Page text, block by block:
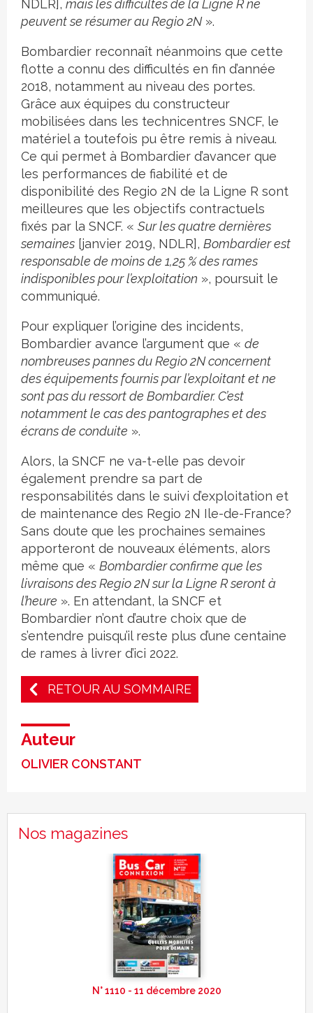
NDLR], mais les difficultés de la Ligne R ne
peuvent se résumer au Regio 2N».
Bombardier reconnaît néanmoins que cette
flotte a connu des difficultés en fin d’année
2018, notamment au niveau des portes.
Grâce aux équipes du constructeur
mobilisées dans les technicentres SNCF, le
matériel a toutefois pu être remis à niveau.
Ce qui permet à Bombardier d’avancer que
les performances de fiabilité et de
disponibilité des Regio 2N de la Ligne R sont
meilleures que les objectifs contractuels
fixés par la SNCF. « Sur les quatre dernières
semaines [janvier 2019, NDLR], Bombardier est
responsable de moins de 1,25 % des rames
indisponibles pour l’exploitation », poursuit le
communiqué.
Pour expliquer l’origine des incidents,
Bombardier avance l’argument que « de
nombreuses pannes du Regio 2N concernent
des équipements fournis par l’exploitant et ne
sont pas du ressort de Bombardier. C’est
notamment le cas des pantographes et des
écrans de conduite ».
Alors, la SNCF ne va-t-elle pas devoir
également prendre sa part de
responsabilités dans le suivi d’exploitation et
de maintenance des Regio 2N Ile-de-France?
Sans doute que les prochaines semaines
apporteront de nouveaux éléments, alors
même que « Bombardier confirme que les
livraisons des Regio 2N sur la Ligne R seront à
l’heure ». En attendant, la SNCF et
Bombardier n’ont d’autre choix que de
s’entendre puisqu’il reste plus d’une centaine
de rames à livrer d’ici 2022.
RETOUR AU SOMMAIRE
Auteur
OLIVIER CONSTANT
Nos magazines
N° 1110 - 11 décembre 2020